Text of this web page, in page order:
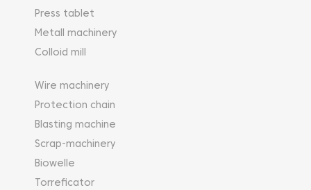
Press tablet
Metall machinery
Colloid mill
Wire machinery
Protection chain
Blasting machine
Scrap-machinery
Biowelle
Torreficator